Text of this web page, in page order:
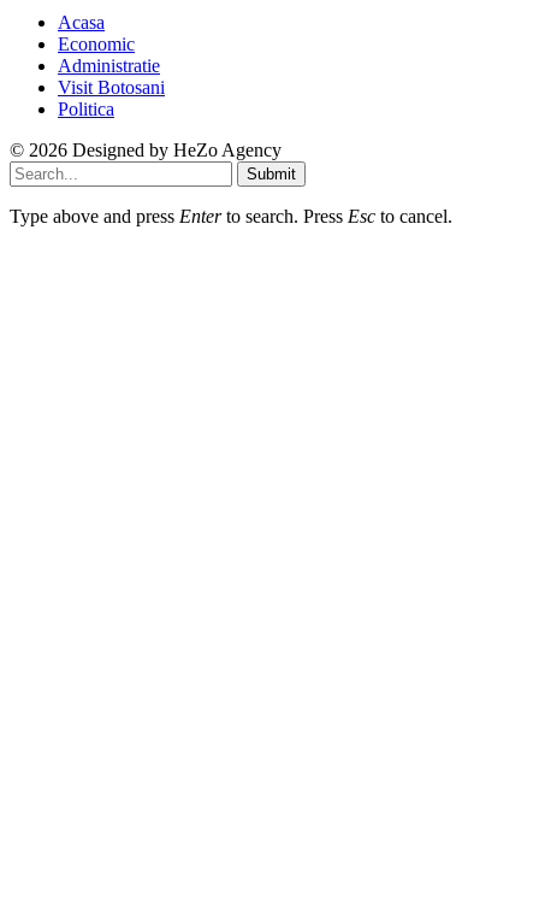
Acasa
Economic
Administratie
Visit Botosani
Politica
© 2026 Designed by HeZo Agency
Submit
Type above and press Enterto search. Press Esc to cancel.